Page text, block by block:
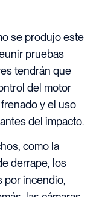
se produjo este
pruebas
tendrán que
del motor
y el uso
del impacto.
como la
derrape, los
por incendio,